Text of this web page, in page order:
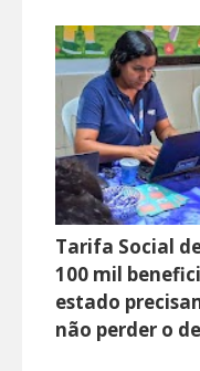
Tarifa Social
100 mil
estado
não perder o